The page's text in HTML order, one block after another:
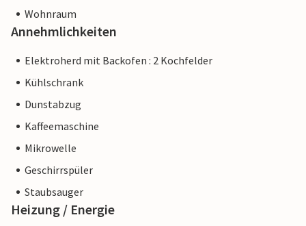
Wohnraum
Annehmlichkeiten
Elektroherd mit Backofen : 2 Kochfelder
Kühlschrank
Dunstabzug
Kaffeemaschine
Mikrowelle
Geschirrspüler
Staubsauger
Heizung / Energie